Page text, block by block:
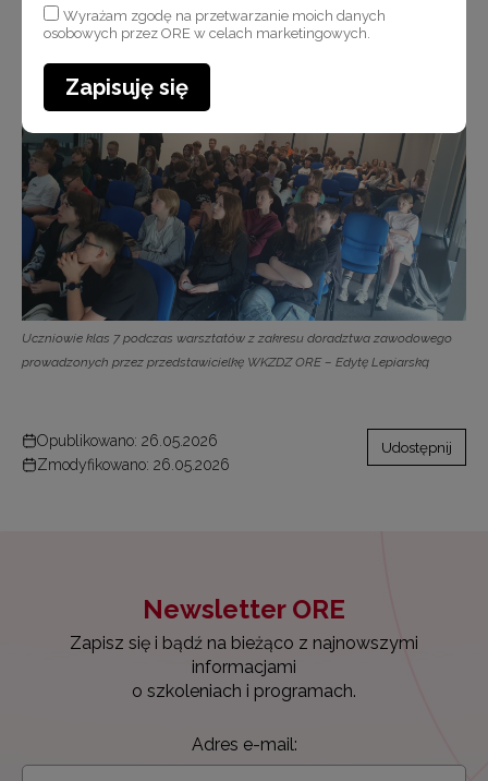
Uczniowie klas 7 podczas warsztatów z zakresu doradztwa zawodowego
prowadzonych przez przedstawicielkę WKZDZ ORE – Edytę Lepiarską
Opublikowano: 26.05.2026
Zmodyfikowano: 26.05.2026
Udostępnij
Newsletter ORE
Zapisz się i bądź na bieżąco z najnowszymi
informacjami
o szkoleniach i programach.
Adres e-mail:
Wyrażam zgodę na przetwarzanie moich danych
osobowych przez ORE w celach marketingowych.
Zapisuję się